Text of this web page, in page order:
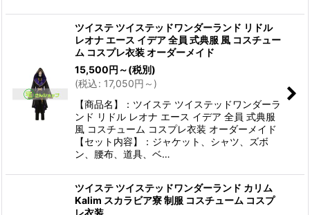
ツイステ ツイステッドワンダーランド リドル
レオナ エース イデア 全員 式典服 風 コスチュー
ム コスプレ衣装 オーダーメイド
15,500円 ～(税別)
(税込: 17,050円 ～ )
【商品名】：ツイステ ツイステッドワンダーラ
ンド リドル レオナ エース イデア 全員 式典服
風 コスチューム コスプレ衣装 オーダーメイド
【セット内容】：ジャケット、シャツ、ズボ
ン、腰布、道具、ベ…
ツイステ ツイステッドワンダーランド カリム
Kalim スカラビア寮 制服 コスチューム コスプ
レ衣装